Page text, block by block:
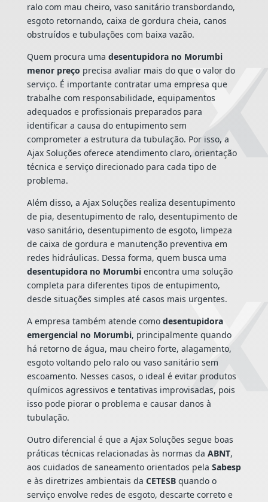
ralo com mau cheiro, vaso sanitário transbordando,
esgoto retornando, caixa de gordura cheia, canos
obstruídos e tubulações com baixa vazão.
Quem procura uma desentupidora no Morumbi
menor preço precisa avaliar mais do que o valor do
serviço. É importante contratar uma empresa que
trabalhe com responsabilidade, equipamentos
adequados e profissionais preparados para
identificar a causa do entupimento sem
comprometer a estrutura da tubulação. Por isso, a
Ajax Soluções oferece atendimento claro, orientação
técnica e serviço direcionado para cada tipo de
problema.
Além disso, a Ajax Soluções realiza desentupimento
de pia, desentupimento de ralo, desentupimento de
vaso sanitário, desentupimento de esgoto, limpeza
de caixa de gordura e manutenção preventiva em
redes hidráulicas. Dessa forma, quem busca uma
desentupidora no Morumbiencontra uma solução
completa para diferentes tipos de entupimento,
desde situações simples até casos mais urgentes.
A empresa também atende como desentupidora
emergencial no Morumbi, principalmente quando
há retorno de água, mau cheiro forte, alagamento,
esgoto voltando pelo ralo ou vaso sanitário sem
escoamento. Nesses casos, o ideal é evitar produtos
químicos agressivos e tentativas improvisadas, pois
isso pode piorar o problema e causar danos à
tubulação.
Outro diferencial é que a Ajax Soluções segue boas
práticas técnicas relacionadas às normas da ABNT,
aos cuidados de saneamento orientados pela Sabesp
e às diretrizes ambientais da CETESBquando o
serviço envolve redes de esgoto, descarte correto e